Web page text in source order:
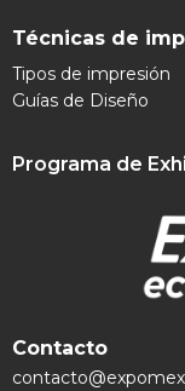
Técnicas de
Tipos de impresión
Guías de Diseño
Programa de
Contacto